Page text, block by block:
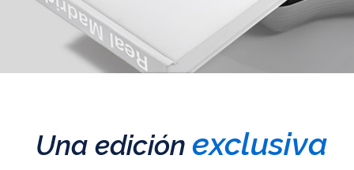
Una edición exclusiva